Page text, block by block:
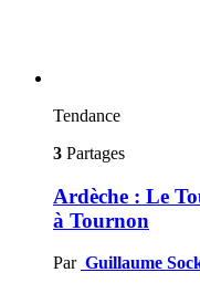
Tendance
3 Partages
Ardèche : Le
à Tournon
Par Guillaume